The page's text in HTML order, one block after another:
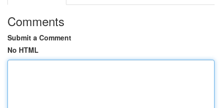
Comments
Submit a Comment
No HTML